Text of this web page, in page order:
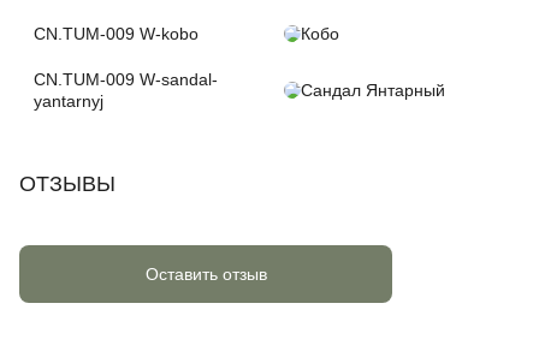
CN.TUM-009 W-kobo Кобо
CN.TUM-009 W-sandal-
yantarnyj
Сандал Янтарный
ОТЗЫВЫ
Оставить отзыв